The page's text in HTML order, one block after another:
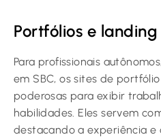
Portfólios e
Para profissionais
em SBC, os sites de
poderosas para exibir
habilidades. Eles servem
destacando a experiência e